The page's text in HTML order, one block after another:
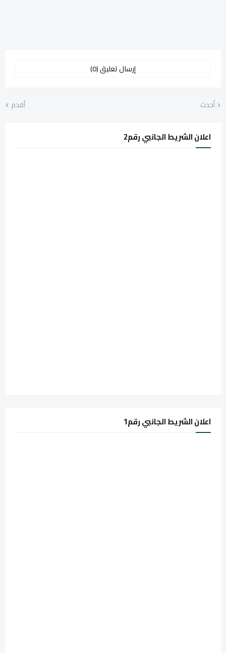
إرسال تعليق (0)
أحدث أقدم
اعلان الشريط الجانبي رقم2
اعلان الشريط الجانبي رقم1